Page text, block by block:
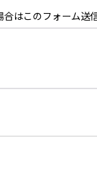
はこのフォーム送